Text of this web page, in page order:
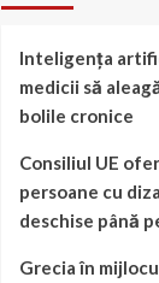
Inteligența
medicii să
bolile cronice
Consiliul UE
persoane cu
deschise până
Grecia în